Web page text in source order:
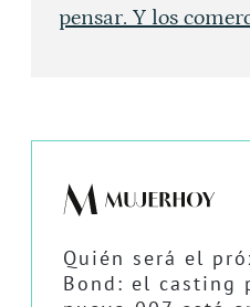
pensar. Y los
Quién será el
Bond: el casting